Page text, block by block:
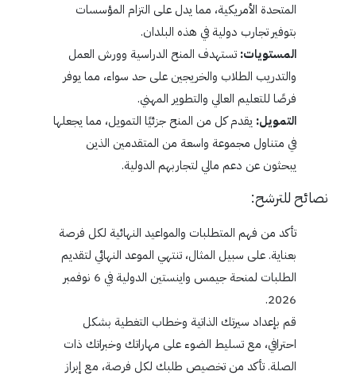
المتحدة الأمريكية، مما يدل على التزام المؤسسات
بتوفير تجارب دولية في هذه البلدان.
المستويات: تستهدف المنح الدراسية وورش العمل
والتدريب الطلاب والخريجين على حد سواء، مما يوفر
فرصًا للتعليم العالي والتطوير المهني.
التمويل: يقدم كل من المنح جزئيًا التمويل، مما يجعلها
في متناول مجموعة واسعة من المتقدمين الذين
يبحثون عن دعم مالي لتجاربهم الدولية.
نصائح للترشح:
تأكد من فهم المتطلبات والمواعيد النهائية لكل فرصة
بعناية. على سبيل المثال، تنتهي الموعد النهائي لتقديم
الطلبات لمنحة جيمس واينستين الدولية في 6 نوفمبر
2026.
قم بإعداد سيرتك الذاتية وخطاب التغطية بشكل
احترافي، مع تسليط الضوء على مهاراتك وخبراتك ذات
الصلة. تأكد من تخصيص طلبك لكل فرصة، مع إبراز